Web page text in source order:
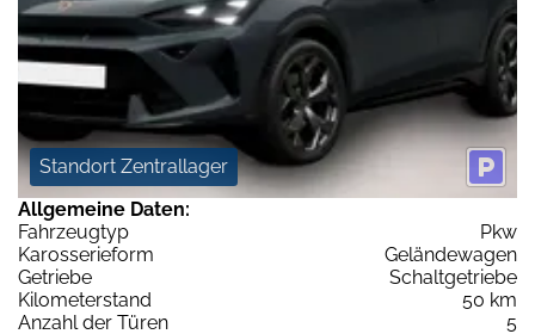
Standort Zentrallager
Allgemeine Daten:
Fahrzeugtyp
Pkw
Karosserieform
Geländewagen
Getriebe
Schaltgetriebe
Kilometerstand
50 km
Anzahl der Türen
5